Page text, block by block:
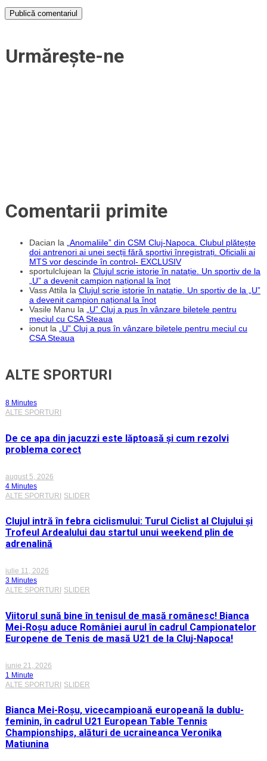
Urmărește-ne
Comentarii primite
Dacian la „Anomaliile” din CSM Cluj-Napoca. Clubul plătește
doi antrenori ai unei secții fără sportivi înregistrați. Oficialii ai
MTS vor descinde în control- EXCLUSIV
sportulclujean la Clujul scrie istorie în natație. Un sportiv de la
„U” a devenit campion național la înot
Vass Attila la Clujul scrie istorie în natație. Un sportiv de la „U”
a devenit campion național la înot
Vasile Manu la „U” Cluj a pus în vânzare biletele pentru
meciul cu CSA Steaua
ionut la „U” Cluj a pus în vânzare biletele pentru meciul cu
CSA Steaua
ALTE SPORTURI
8 Minutes
ALTE SPORTURI
De ce apa din jacuzzi este lăptoasă și cum rezolvi
problema corect
august 5, 2026
4 Minutes
ALTE SPORTURI SLIDER
Clujul intră în febra ciclismului: Turul Ciclist al Clujului și
Trofeul Ardealului dau startul unui weekend plin de
adrenalină
iulie 11, 2026
3 Minutes
ALTE SPORTURI
SLIDER
Viitorul sună bine în tenisul de masă românesc! Bianca
Mei-Roșu aduce României aurul în cadrul Campionatelor
Europene de Tenis de masă U21 de la Cluj-Napoca!
iunie 21, 2026
1 Minute
ALTE SPORTURI SLIDER
Bianca Mei-Roșu, vicecampioană europeană la dublu-
feminin, în cadrul U21 European Table Tennis
Championships, alături de ucraineanca Veronika
Matiunina